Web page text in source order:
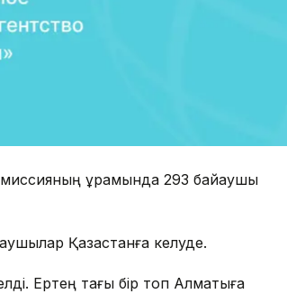
миссияның құрамында 293 байқаушы
Қазақстанға келуде.
Ертең тағы бір топ Алматыға